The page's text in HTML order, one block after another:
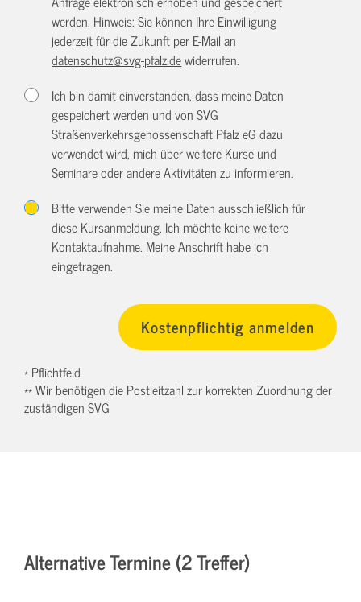
werden. Hinweis: Sie können Ihre Einwilligung
jederzeit für die Zukunft per E-Mail an
datenschutz@svg-pfalz.dewiderrufen.
Ich bin damit einverstanden, dass meine Daten
gespeichert werden und von SVG
Straßenverkehrsgenossenschaft Pfalz eG dazu
verwendet wird, mich über weitere Kurse und
Seminare oder andere Aktivitäten zu informieren.
Bitte verwenden Sie meine Daten ausschließlich für
diese Kursanmeldung. Ich möchte keine weitere
Kontaktaufnahme. Meine Anschrift habe ich
eingetragen.
* Pflichtfeld
** Wir benötigen die Postleitzahl zur korrekten Zuordnung der
zuständigen SVG
Alternative Termine (2 Treffer)